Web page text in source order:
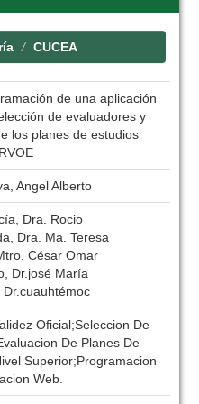
CUCEA
de una aplicación
de evaluadores y
los planes de estudios
Angel Alberto
Dra. Rocio
Dra. Ma. Teresa
César Omar
Dr.josé María
Oficial;Seleccion De
De Planes De
Superior;Programacion
Web.